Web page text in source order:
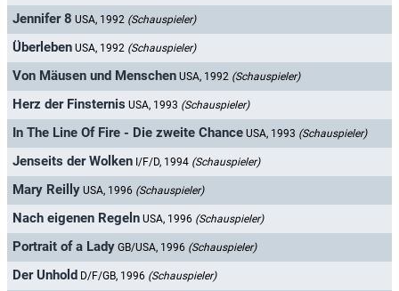
Jennifer 8 USA, 1992 (Schauspieler)
Überleben USA, 1992 (Schauspieler)
Von Mäusen und Menschen USA, 1992 (Schauspieler)
Herz der Finsternis USA, 1993 (Schauspieler)
In The Line Of Fire - Die zweite Chance USA, 1993 (Schauspieler)
Jenseits der Wolken I/F/D, 1994 (Schauspieler)
Mary Reilly USA, 1996 (Schauspieler)
Nach eigenen Regeln USA, 1996 (Schauspieler)
Portrait of a Lady GB/USA, 1996 (Schauspieler)
Der Unhold D/F/GB, 1996 (Schauspieler)